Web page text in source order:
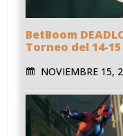
BetBoom
Torneo del 14-
NOVIEMBRE 15,